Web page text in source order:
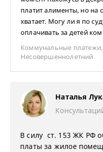
платит алименты, но на
хватает. Могу ли я по
оплачивать за детей
Коммунальные платежи
Несовершеннолетний
Наталья
В силу ст. 153 ЖК РФ
платы за жилое